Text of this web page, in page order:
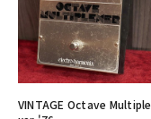
VINTAGE Octave Multiple